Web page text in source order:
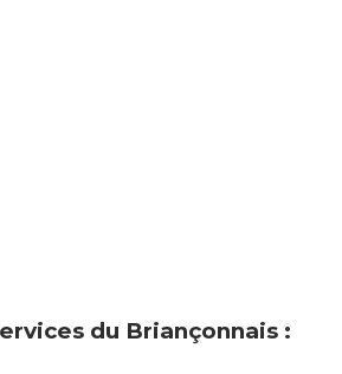
du Briançonnais :